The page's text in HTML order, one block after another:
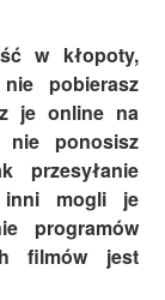
w kłopoty,
pobierasz
je online na
nie ponosisz
przesyłanie
mogli je
programów
filmów jest